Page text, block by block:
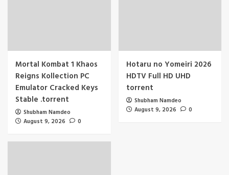
Mortal Kombat 1 Khaos
Reigns Kollection PC
Emulator Cracked Keys
Stable .torrent
Shubham Namdeo
August 9, 2026
0
Hotaru no Yomeiri 2026
HDTV Full HD UHD
torrent
Shubham Namdeo
August 9, 2026
0